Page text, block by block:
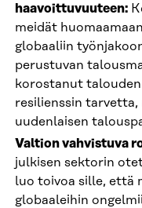
haavoittuvuuteen:
meidät
globaaliin
perustuvan
korostanut
resilienssin tarvetta,
uudenlaisen
Valtion vahvistuva
julkisen sektorin
luo toivoa sille, että
globaaleihin